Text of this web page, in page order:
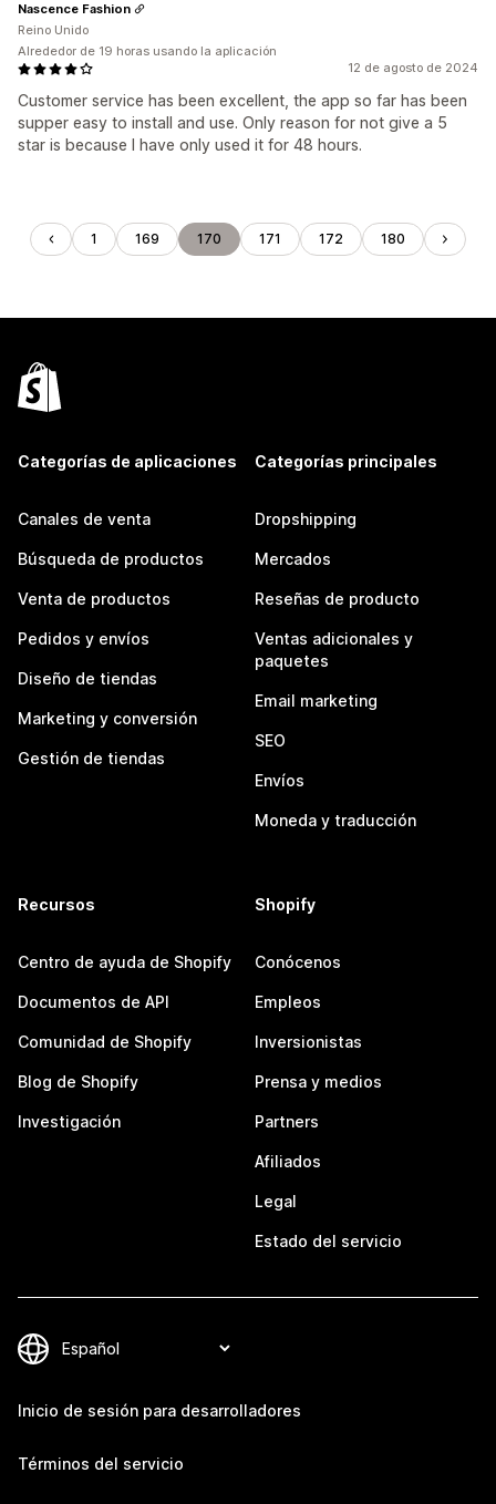
12 de agosto de 2024
Customer service has been excellent, the app so far has been
supper easy to install and use. Only reason for not give a 5
star is because I have only used it for 48 hours.
Nascence Fashion
Reino Unido
Alrededor de 19 horas usando la aplicación
1 169 170 171 172 180
Categorías de aplicaciones
Canales de venta
Búsqueda de productos
Venta de productos
Pedidos y envíos
Diseño de tiendas
Marketing y conversión
Gestión de tiendas
Categorías principales
Dropshipping
Mercados
Reseñas de producto
Ventas adicionales y
paquetes
Email marketing
SEO
Envíos
Moneda y traducción
Recursos
Centro de ayuda de Shopify
Documentos de API
Comunidad de Shopify
Blog de Shopify
Investigación
Shopify
Conócenos
Empleos
Inversionistas
Prensa y medios
Partners
Afiliados
Legal
Estado del servicio
Inicio de sesión para desarrolladores
Términos del servicio